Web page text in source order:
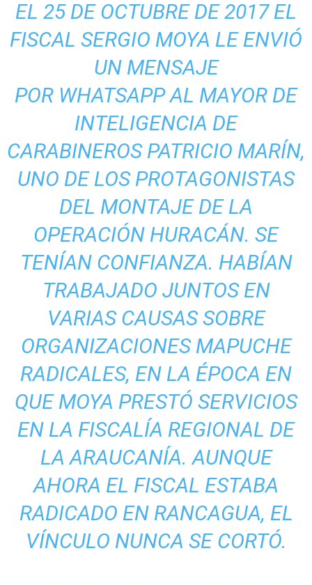
EL 25 DE OCTUBRE DE 2017 EL
FISCAL SERGIO MOYA LE ENVIÓ
UN MENSAJE
POR WHATSAPP AL MAYOR DE
INTELIGENCIA DE
CARABINEROS PATRICIO MARÍN,
UNO DE LOS PROTAGONISTAS
DEL MONTAJE DE LA
OPERACIÓN HURACÁN. SE
TENÍAN CONFIANZA. HABÍAN
TRABAJADO JUNTOS EN
VARIAS CAUSAS SOBRE
ORGANIZACIONES MAPUCHE
RADICALES, EN LA ÉPOCA EN
QUE MOYA PRESTÓ SERVICIOS
EN LA FISCALÍA REGIONAL DE
LA ARAUCANÍA. AUNQUE
AHORA EL FISCAL ESTABA
RADICADO EN RANCAGUA, EL
VÍNCULO NUNCA SE CORTÓ.